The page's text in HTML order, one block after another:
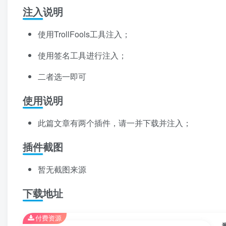
注入说明
使用TrollFools工具注入；
使用签名工具进行注入；
二者选一即可
使用说明
此篇文章有两个插件，请一并下载并注入；
插件截图
暂无截图来源
下载地址
付费资源